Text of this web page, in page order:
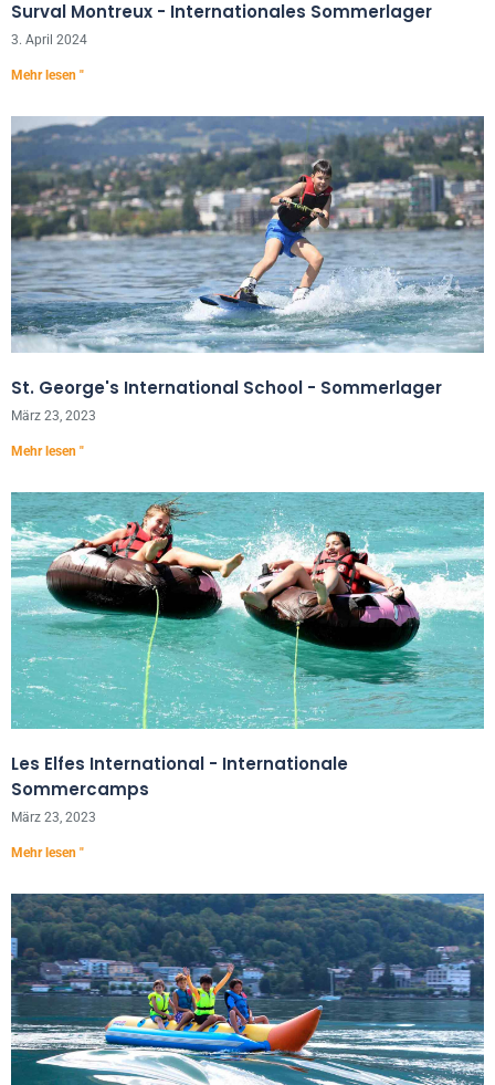
Surval Montreux - Internationales Sommerlager
3. April 2024
Mehr lesen "
St. George's International School - Sommerlager
März 23, 2023
Mehr lesen "
Les Elfes International - Internationale
Sommercamps
März 23, 2023
Mehr lesen "